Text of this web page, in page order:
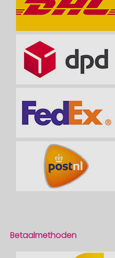
Betaalmethoden